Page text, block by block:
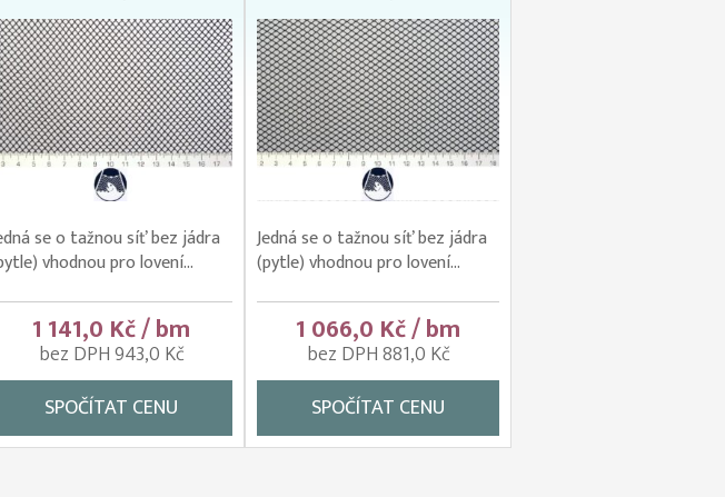
se o tažnou síť bez jádra
vhodnou pro lovení...
1 141,0 Kč / bm
bez DPH 943,0 Kč
SPOČÍTAT CENU
Jedná se o tažnou síť bez jádra
(pytle) vhodnou pro lovení...
1 066,0 Kč / bm
bez DPH 881,0 Kč
SPOČÍTAT CENU